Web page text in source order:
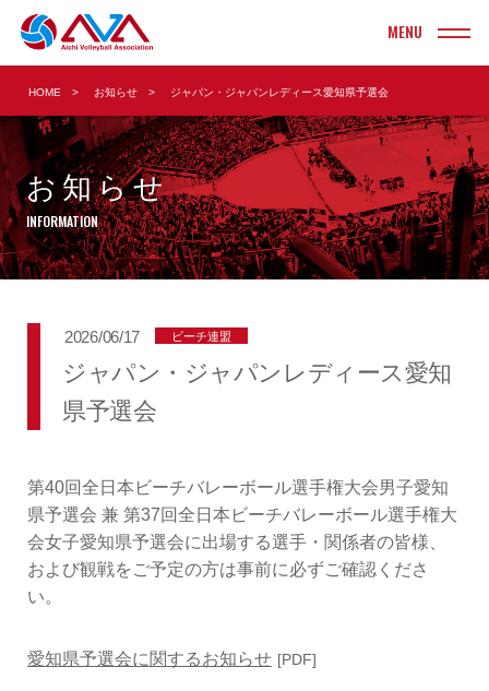
INFORMATION
TOURNAMENT
大会情報・結果
実業団 ヤングクラブ
クラブ ソフト
中学校
OPERATION
競技・指導者・審判
ASSOCIATION
協会
チーム紹介
HOME お知らせ ジャパン・ジャパンレディース愛知県予選会
お知らせ
INFORMATION
2026/06/17 ビーチ連盟
ジャパン・ジャパンレディース愛知
県予選会
第40回全日本ビーチバレーボール選手権大会男子愛知
県予選会 兼 第37回全日本ビーチバレーボール選手権大
会女子愛知県予選会に出場する選手・関係者の皆様、
および観戦をご予定の方は事前に必ずご確認くださ
い。
愛知県予選会に関するお知らせ